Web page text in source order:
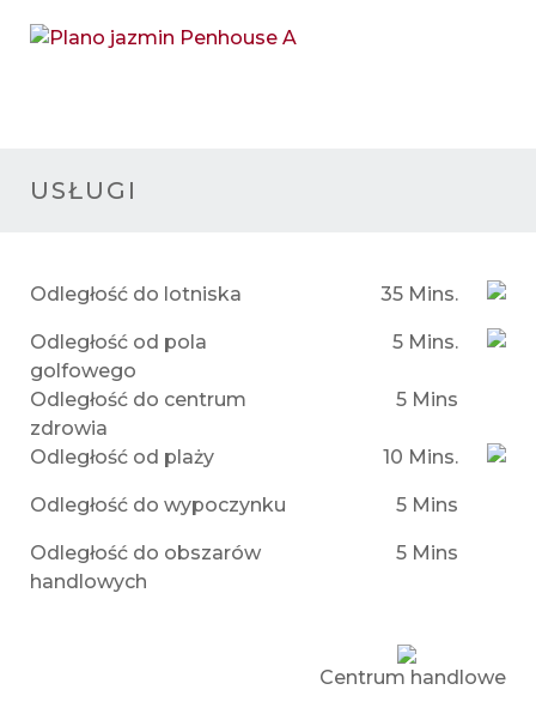
USŁUGI
Odległość do lotniska 35 Mins.
Odległość od pola
golfowego
5 Mins.
Odległość do centrum
zdrowia
5 Mins
Odległość od plaży 10 Mins.
Odległość do wypoczynku 5 Mins
Odległość do obszarów
handlowych
5 Mins
Centrum handlowe